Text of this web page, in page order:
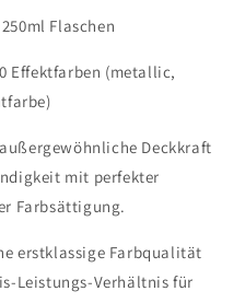
Flaschen
Effektfarben (metallic,
Deckkraft
mit perfekter
Farbsättigung.
erstklassige Farbqualität
Leistungs-Verhältnis für